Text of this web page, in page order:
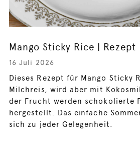
Mango Sticky Rice | Rezept
16 Juli 2026
Dieses Rezept für Mango Sticky
Milchreis, wird aber mit
der Frucht werden schokolierte
hergestellt. Das einfache
sich zu jeder Gelegenheit.